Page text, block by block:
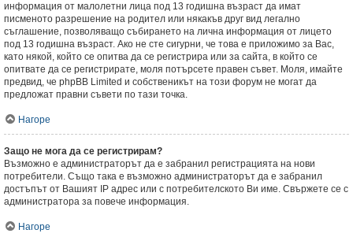
информация от малолетни лица под 13 годишна възраст да имат
писменото разрешение на родител или някакъв друг вид легално
съглашение, позволяващо събирането на лична информация от лицето
под 13 годишна възраст. Ако не сте сигурни, че това е приложимо за Вас,
като някой, който се опитва да се регистрира или за сайта, в който се
опитвате да се регистрирате, моля потърсете правен съвет. Моля, имайте
предвид, че phpBB Limited и собственикът на този форум не могат да
предложат правни съвети по тази точка.
Нагоре
Защо не мога да се регистрирам?
Възможно е администраторът да е забранил регистрацията на нови
потребители. Също така е възможно администраторът да е забранил
достъпът от Вашият IP адрес или с потребителското Ви име. Свържете се с
администратора за повече информация.
Нагоре